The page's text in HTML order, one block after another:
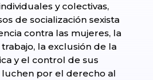
y colectivas,
de socialización sexista
contra las mujeres, la
la exclusión de la
y el control de sus
por el derecho al